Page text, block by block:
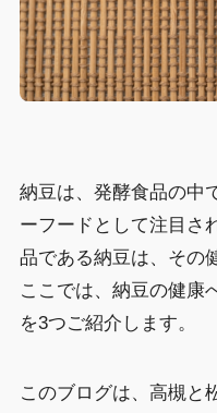
納豆は、発酵食品の中
ーフードとして注目さ
品である納豆は、その
ここでは、納豆の健康
を3つご紹介します。
このブログは、高槻と